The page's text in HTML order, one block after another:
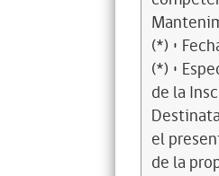
(*) •
(*) •
de la
el
de la